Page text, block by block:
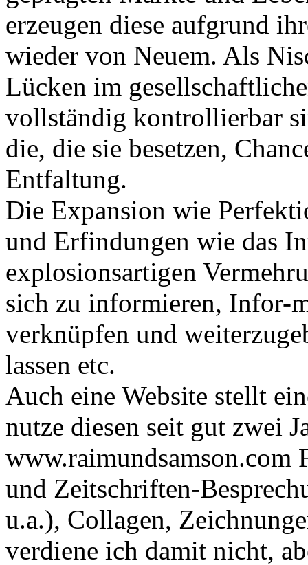
erzeugen diese aufgrund
wieder von Neuem. Als
Lücken im
vollständig kontrollierbar
die, die sie besetzen,
Entfaltung.
Die Expansion wie
und Erfindungen wie das
explosionsartigen
sich zu informieren, Infor-
verknüpfen und
lassen etc.
Auch eine Website stellt
nutze diesen seit gut zwei
www.raimundsamson.com
und Zeitschriften-
u.a.), Collagen,
verdiene ich damit nicht,